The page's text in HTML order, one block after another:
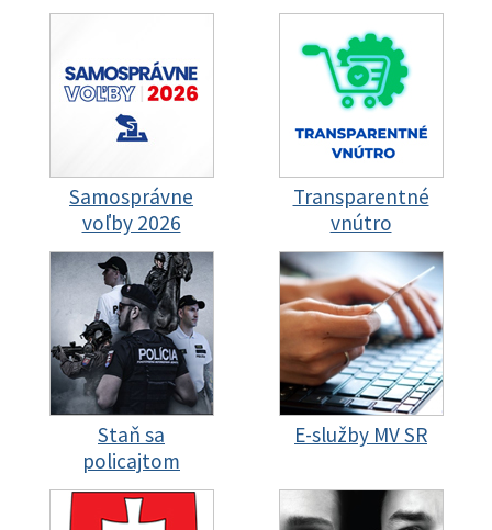
Samosprávne
voľby 2026
Transparentné
vnútro
Staň sa
policajtom
E-služby MV SR